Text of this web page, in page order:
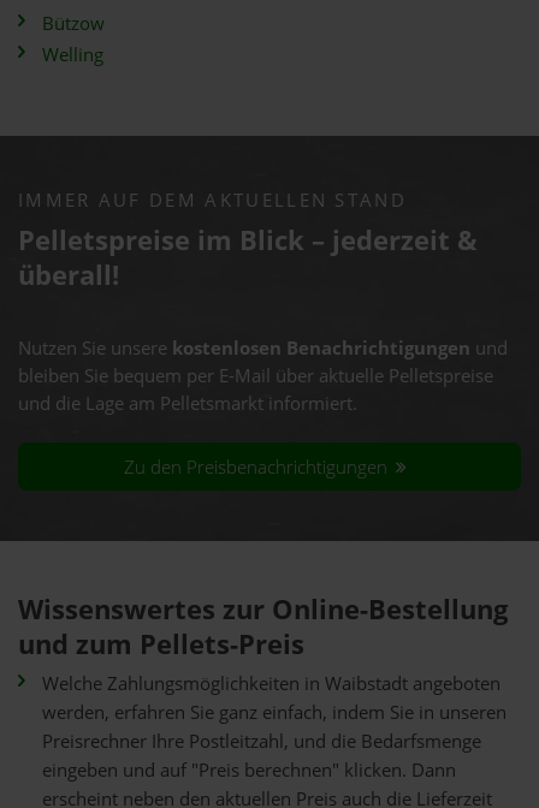
Bützow
Welling
IMMER AUF DEM AKTUELLEN STAND
Pelletspreise im Blick – jederzeit &
überall!
Nutzen Sie unsere kostenlosen Benachrichtigungen und
bleiben Sie bequem per E-Mail über aktuelle Pelletspreise
und die Lage am Pelletsmarkt informiert.
Zu den Preisbenachrichtigungen
Wissenswertes zur Online-Bestellung
und zum Pellets-Preis
Welche Zahlungsmöglichkeiten in Waibstadt angeboten
werden, erfahren Sie ganz einfach, indem Sie in unseren
Preisrechner Ihre Postleitzahl, und die Bedarfsmenge
eingeben und auf "Preis berechnen" klicken. Dann
erscheint neben den aktuellen Preis auch die Lieferzeit